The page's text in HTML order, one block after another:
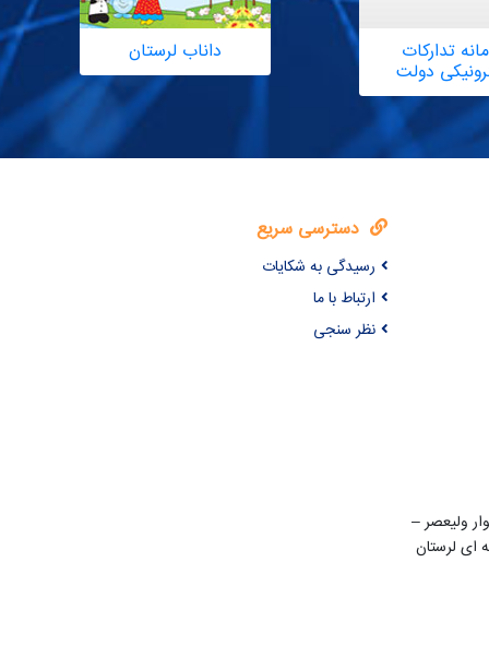
تدارکات
دولت
داناب لرستان
دسترسی سریع
رسیدگی به شکایات
ارتباط با ما
نظر سنجی
22 بهمن – بلوار ولیعصر –